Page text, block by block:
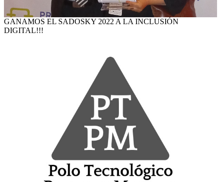
GANAMOS EL SADOSKY 2022 A LA INCLUSIÓN
DIGITAL!!!